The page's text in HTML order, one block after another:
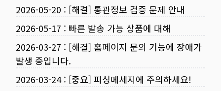
2026-05-20 : [해결] 통관정보 검증 문제 안내
2026-05-17 : 빠른 발송 가능 상품에 대해
2026-03-27 : [해결] 홈페이지 문의 기능에 장애가
발생 중입니다.
2026-03-24: [중요] 피싱메세지에 주의하세요!